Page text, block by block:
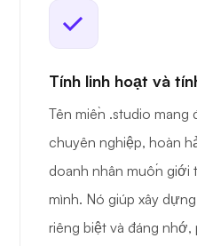
Tính linh hoạt và
Tên miền .studio mang
chuyên nghiệp, hoàn
doanh nhân muốn giới
mình. Nó giúp xây
riêng biệt và đáng